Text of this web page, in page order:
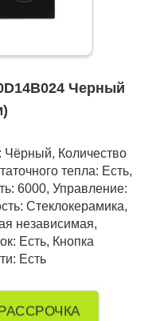
Черный
Чёрный, Количество
тепла: Есть,
6000, Управление:
Стеклокерамика,
независимая,
Есть, Кнопка
Есть